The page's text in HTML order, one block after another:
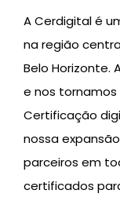
A Cerdigital é
na região
Belo Horizonte.
e nos
Certificação
nossa
parceiros em
certificados